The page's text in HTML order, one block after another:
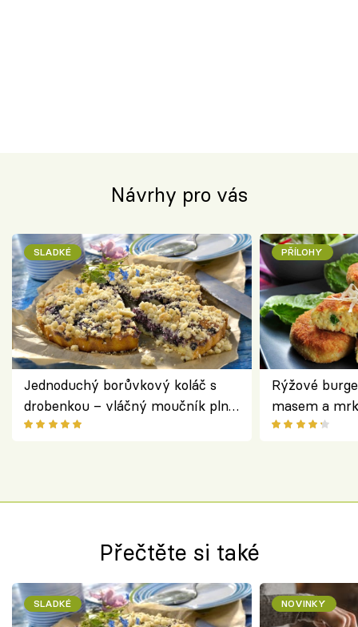
Návrhy pro vás
SLADKÉ
Jednoduchý borůvkový koláč s
drobenkou – vláčný moučník plný
ovoce
PŘÍLOHY
Rýžové
masem a
salátem –
Přečtěte si také
SLADKÉ NOVINKY